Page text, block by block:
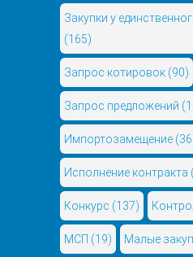
Закупки у
(165)
Запрос котировок (90)
Запрос предложений
Импортозамещение
Исполнение контракта
Конкурс (137)
МСП (19) Малые